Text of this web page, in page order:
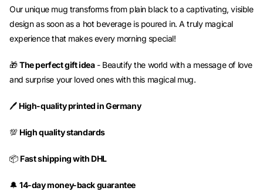
Our unique mug transforms from plain black to a captivating, visible
design as soon as a hot beverage is poured in. A truly magical
experience that makes every morning special!
🎁The perfect gift idea- Beautify the world with a message of love
and surprise your loved ones with this magical mug.
🖊️ High-quality printed in Germany
💯 High quality standards
📦 Fast shipping with DHL
🔔14-day money-back guarantee